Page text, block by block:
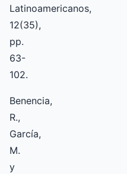
Latinoamericanos,
12(35),
pp.
63-
102.
Benencia,
R.,
García,
M.
y